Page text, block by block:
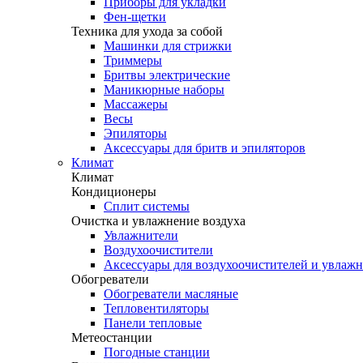
Фен-щетки
Техника для ухода за собой
Машинки для стрижки
Триммеры
Бритвы электрические
Маникюрные наборы
Массажеры
Весы
Эпиляторы
Аксессуары для бритв и эпиляторов
Климат
Климат
Кондиционеры
Сплит системы
Очистка и увлажнение воздуха
Увлажнители
Воздухоочистители
Аксессуары для воздухоочистителей и
Обогреватели
Обогреватели масляные
Тепловентиляторы
Панели тепловые
Метеостанции
Погодные станции